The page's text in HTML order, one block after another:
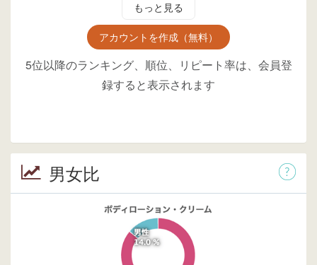
もっと見る
アカウントを作成（無料）
5位以降のランキング、順位、リピート率は、会員登
録すると表示されます
男女比